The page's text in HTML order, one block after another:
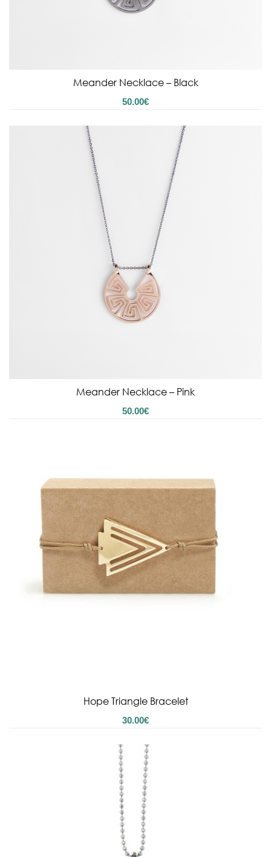
Meander Necklace – Black
50.00€
Meander Necklace – Pink
50.00€
Hope Triangle Bracelet
30.00€